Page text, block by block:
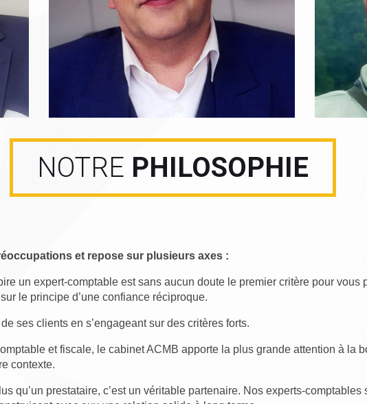
NOTRE PHILOSOPHIE
et repose sur plusieurs axes :
un expert-comptable est sans aucun doute le premier critère pour vous
le principe d’une confiance réciproque.
ses clients en s’engageant sur des critères forts.
et fiscale, le cabinet ACMB apporte la plus grande attention à la
contexte.
qu’un prestataire, c’est un véritable partenaire. Nos experts-comptables